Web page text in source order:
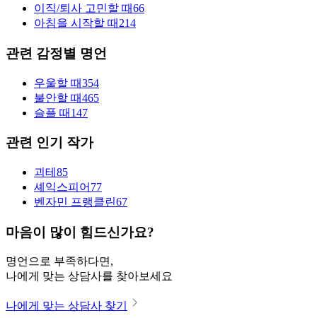
이직/퇴사 고민할 때66
아침을 시작할 때 214
관련 감정별 명언
우울할 때354
불안할 때465
슬플 때 147
관련 인기 작가
괴테 85
셰익스피어 77
벤자민 프랭클린67
마음이 많이 힘드신가요?
명언으로 부족하다면,
나에게 맞는 상담사를 찾아보세요
나에게 맞는 상담사 찾기